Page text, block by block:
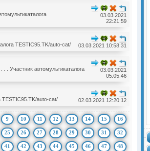
03.03.2021
22:21:59
TESTIC95.TK/auto-cat/
03.03.2021 10:58:31
. Участник автомультикаталога
03.03.2021
05:05:46
TESTIC95.TK/auto-cat/
02.03.2021 12:20:12
9 10 11 12 13 14 15 16
25 26 27 28 29 30 31 32
41 42 43 44 45 46 47 48